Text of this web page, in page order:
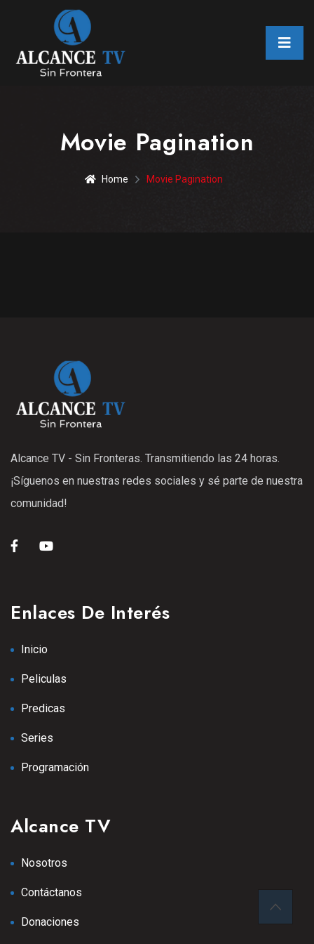
Movie Pagination
Home Movie Pagination
Alcance TV - Sin Fronteras. Transmitiendo las 24 horas.
¡Síguenos en nuestras redes sociales y sé parte de nuestra
comunidad!
Enlaces De Interés
Inicio
Peliculas
Predicas
Series
Programación
Alcance TV
Nosotros
Contáctanos
Donaciones